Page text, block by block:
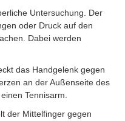
Untersuchung. Der
oder Druck auf den
Dabei werden
das Handgelenk gegen
an der Außenseite des
Tennisarm.
der Mittelfinger gegen